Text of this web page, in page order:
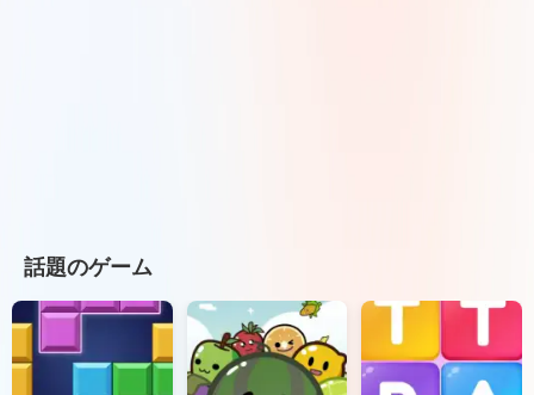
話題のゲーム